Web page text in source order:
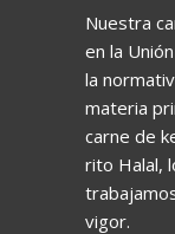
Nuestra
en la
la
materia
carne de
rito Halal,
vigor.